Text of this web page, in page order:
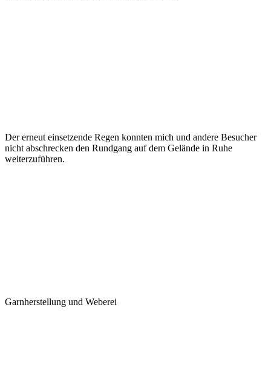
Der erneut einsetzende Regen konnten mich und andere Besucher
nicht abschrecken den Rundgang auf dem Gelände in Ruhe
weiterzuführen.
Garnherstellung und Weberei